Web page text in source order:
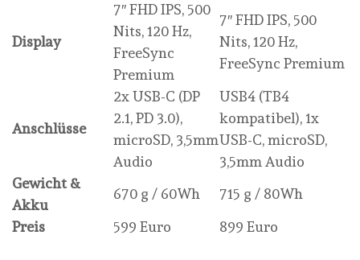
Display
7″ FHD IPS, 500
Nits, 120 Hz,
FreeSync
Premium
7″ FHD IPS, 500
Nits, 120 Hz,
FreeSync Premium
Anschlüsse
2x USB-C (DP
2.1, PD 3.0),
microSD, 3,5mm
Audio
USB4 (TB4
kompatibel), 1x
USB-C, microSD,
3,5mm Audio
Gewicht &
Akku
670 g / 60Wh
715 g / 80Wh
Preis
599 Euro 899 Euro